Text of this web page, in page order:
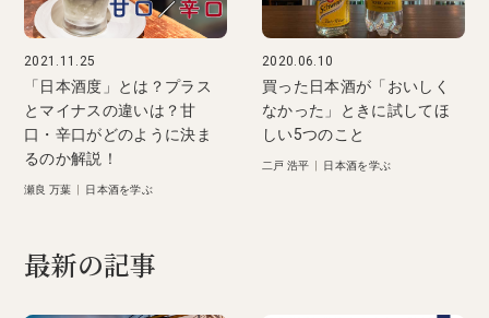
2021.11.25
「日本酒度」とは？プラス
とマイナスの違いは？甘
口・辛口がどのように決ま
るのか解説！
瀬良 万葉 日本酒を学ぶ
2020.06.10
買った日本酒が「おいしく
なかった」ときに試してほ
しい5つのこと
二戸 浩平 日本酒を学ぶ
最新の記事